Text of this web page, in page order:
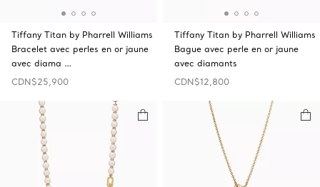
Tiffany Titan by Pharrell Williams
Bracelet avec perles en or jaune
avec diama …
CDN$25,900
Tiffany Titan by Pharrell Williams
Bague avec perle en or jaune
avec diamants
CDN$12,800